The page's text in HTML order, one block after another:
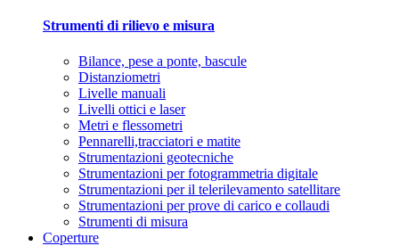
Strumenti di rilievo e misura
Bilance, pese a ponte, bascule
Distanziometri
Livelle manuali
Livelli ottici e laser
Metri e flessometri
Pennarelli,tracciatori e matite
Strumentazioni geotecniche
Strumentazioni per fotogrammetria digitale
Strumentazioni per il telerilevamento satellitare
Strumentazioni per prove di carico e collaudi
Strumenti di misura
Coperture